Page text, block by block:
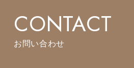
CONTACT
お問い合わせ